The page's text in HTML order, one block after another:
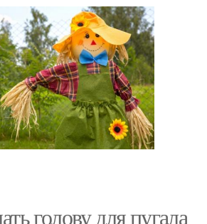
голову для пугала